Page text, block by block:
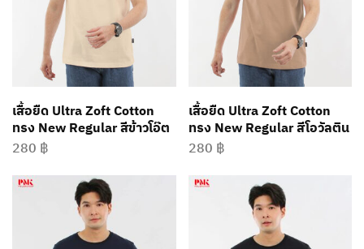
เสื้อยืด Ultra Zoft Cotton
ทรง New Regular สีข้าวโอ๊ต
280 ฿
เสื้อยืด Ultra Zoft Cotton
ทรง New Regular สีโอวัลติน
280 ฿